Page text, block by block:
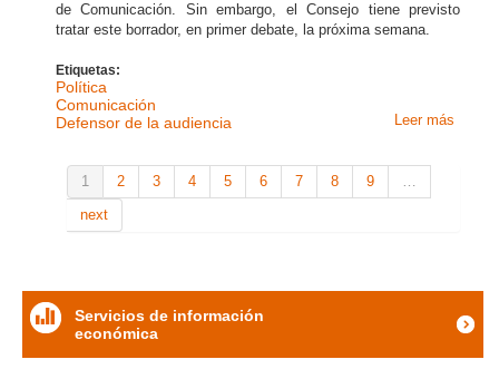
de Comunicación. Sin embargo, el Consejo tiene previsto
tratar este borrador, en primer debate, la próxima semana.
Etiquetas:
Política
Comunicación
Defensor de la audiencia
Leer más
1 2 3 4 5 6 7 8 9
…
next
Servicios de información
económica